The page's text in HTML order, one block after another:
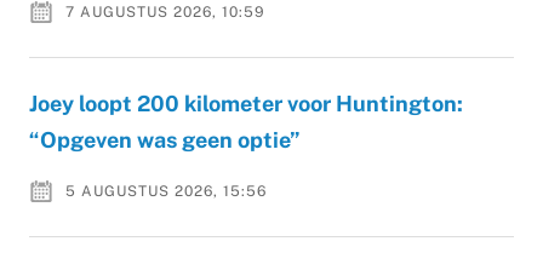
7 AUGUSTUS 2026, 10:59
Joey loopt 200 kilometer voor Huntington:
“Opgeven was geen optie”
5 AUGUSTUS 2026, 15:56